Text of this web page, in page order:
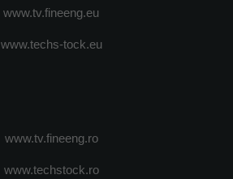
www.tv.fineeng.eu
www.techs-tock.eu
www.tv.fineeng.ro
www.techstock.ro